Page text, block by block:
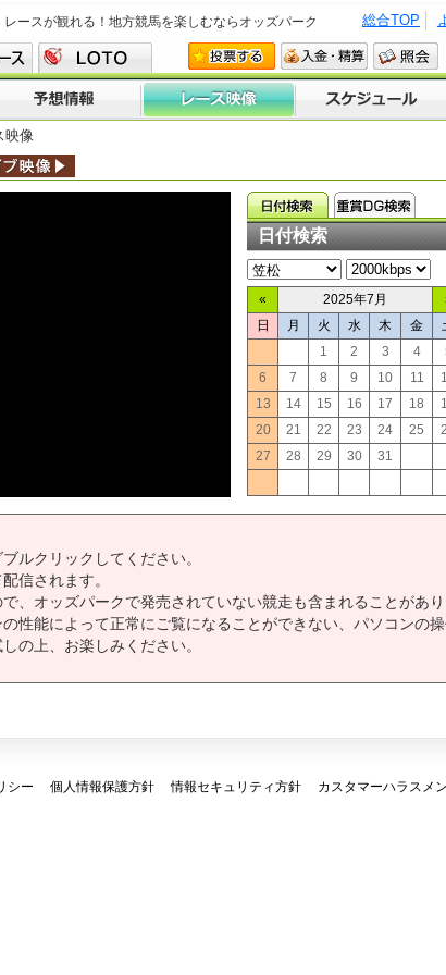
ースが観れる！地方競馬を楽しむならオッズパーク 総合TOP
映像
日付検索
« 2025年7月
日
月 火 水 木 金
1
2 3 4
6
7 8 9 10 11
13
14 15 16 17 18
20
21 22 23 24 25
27
28 29 30 31
ルクリックしてください。
信されます。
、オッズパークで発売されていない競走も含まれることがあり
性能によって正常にご覧になることができない、パソコンの
の上、お楽しみください。
シー 個人情報保護方針 情報セキュリティ方針 カスタマーハラスメ